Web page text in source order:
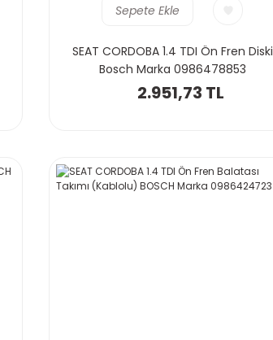
Sepete Ekle
SEAT CORDOBA 1.4 TDI Ön Fren Diski
Bosch Marka 0986478853
2.951,73 TL